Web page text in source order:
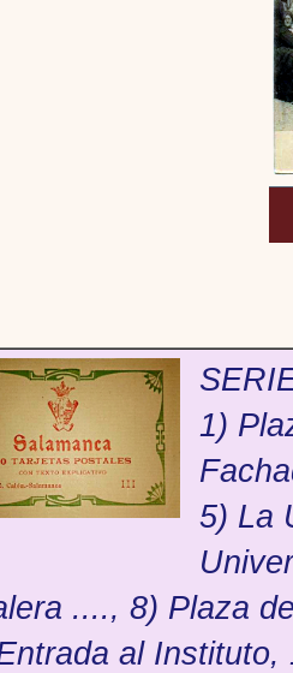
1)
5) La
...., 8) Plaza
al